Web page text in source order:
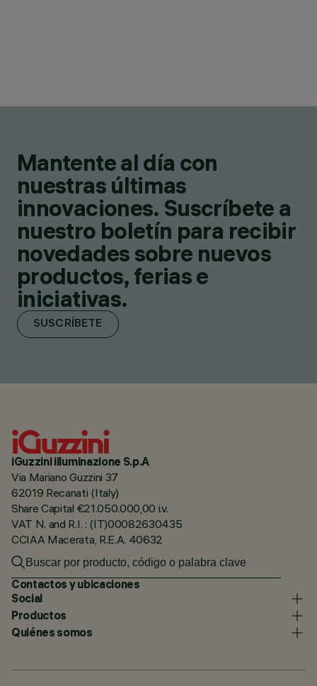
Mantente al día con
nuestras últimas
innovaciones. Suscríbete a
nuestro boletín para recibir
novedades sobre nuevos
productos, ferias e
iniciativas.
SUSCRÍBETE
iGuzzini illuminazione S.p.A
Via Mariano Guzzini 37
62019 Recanati (Italy)
Share Capital €21.050.000,00 i.v.
VAT N. and R.I. : (IT)00082630435
CCIAA Macerata, R.E.A. 40632
Contactos y ubicaciones
Social
Productos
Quiénes somos